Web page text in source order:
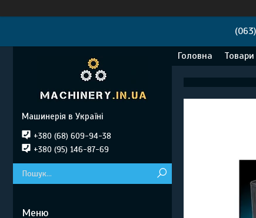
Головна
Машинерія в Україні
+380 (68) 609-94-38
+380 (95) 146-87-69